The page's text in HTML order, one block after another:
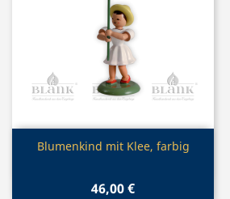
Vorschau
Blumenkind mit Klee, farbig
46,00 €